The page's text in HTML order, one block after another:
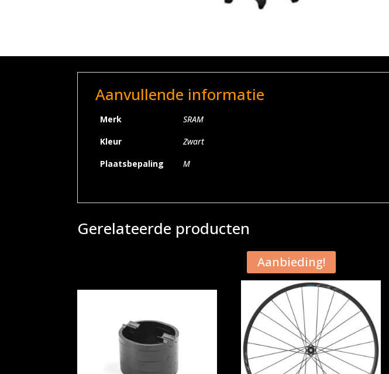
Aanvullende informatie
Merk
SRAM
Kleur
Zwart
Plaatsbepaling
M
Gerelateerde producten
Aanbieding!